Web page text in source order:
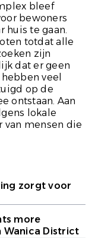
bleef
bewoners
huis te gaan.
totdat alle
zijn
dat er geen
veel
op de
ontstaan. Aan
lokale
van mensen die
zorgt voor
more
District